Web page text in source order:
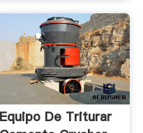
Equipo De Triturar